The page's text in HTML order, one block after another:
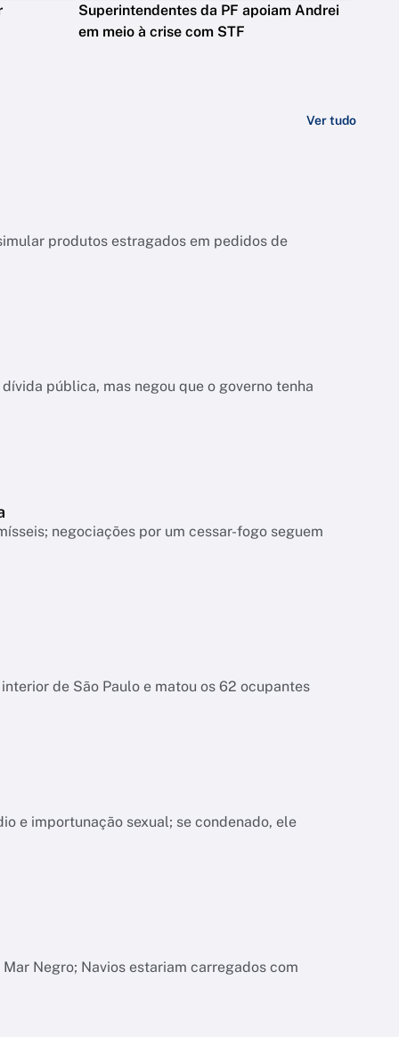
Superintendentes da PF apoiam Andrei
em meio à crise com STF
Ver tudo
produtos estragados em pedidos de
pública, mas negou que o governo tenha
negociações por um cessar-fogo seguem
de São Paulo e matou os 62 ocupantes
e importunação sexual; se condenado, ele
Negro; Navios estariam carregados com